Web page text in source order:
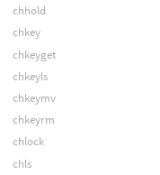
chhold
chkey
chkeyget
chkeyls
chkeymv
chkeyrm
chlock
chls